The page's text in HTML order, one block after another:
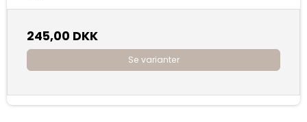
245,00 DKK
Se varianter